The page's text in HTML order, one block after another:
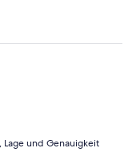
und Genauigkeit